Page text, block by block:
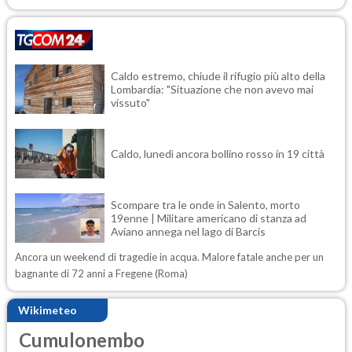
Caldo estremo, chiude il rifugio più alto della
Lombardia: "Situazione che non avevo mai
vissuto"
Caldo, lunedì ancora bollino rosso in 19 città
Scompare tra le onde in Salento, morto
19enne | Militare americano di stanza ad
Aviano annega nel lago di Barcis
Ancora un weekend di tragedie in acqua. Malore fatale anche per un
bagnante di 72 anni a Fregene (Roma)
Wikimeteo
Cumulonembo